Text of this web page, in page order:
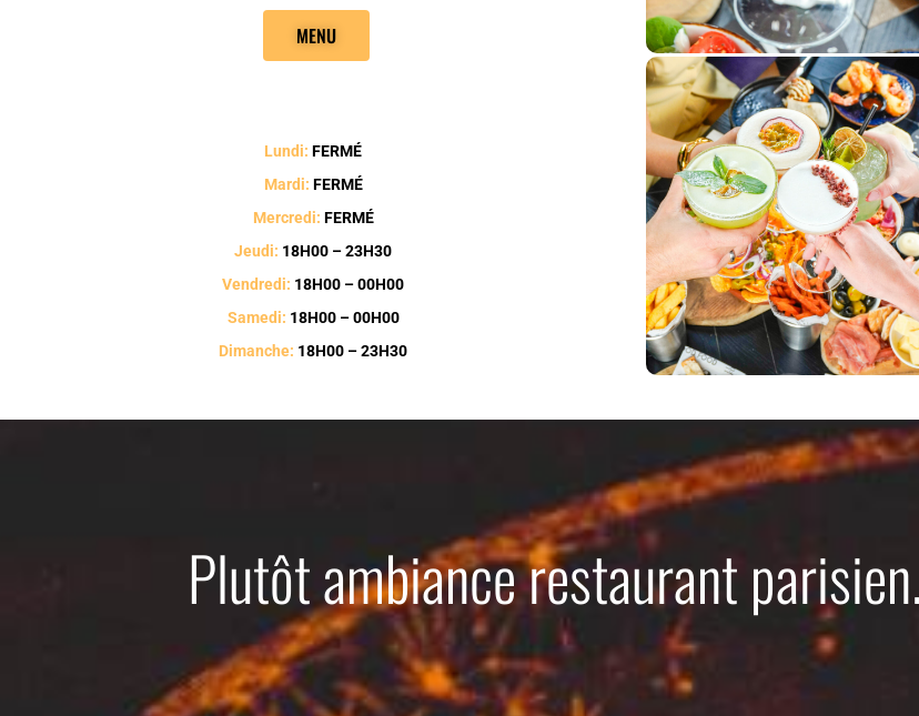
MENU
Lundi: FERMÉ
Mardi: FERMÉ
Mercredi: FERMÉ
Jeudi: 18H00 – 23H30
Vendredi: 18H00 – 00H00
Samedi: 18H00 – 00H00
Dimanche: 18H00 – 23H30
Plutôt ambiance restaurant